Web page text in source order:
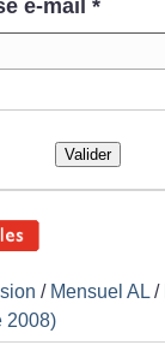
e-mail *
Valider
/ Mensuel AL /
2008)